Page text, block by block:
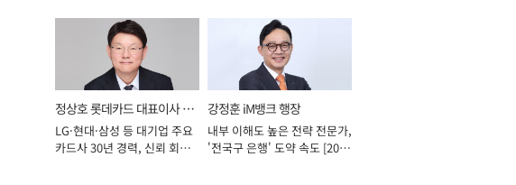
정상호 롯데카드 대표이사 사
장
LG·현대·삼성 등 대기업 주요
카드사 30년 경력, 신뢰 회복
강정훈 iM뱅크 행장
내부 이해도 높은 전략 전문가,
'전국구 은행' 도약 속도 [2026